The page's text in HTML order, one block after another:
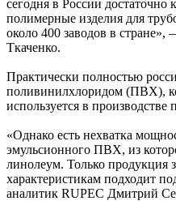
сегодня в России
полимерные изделия для
около 400 заводов в стране»,
Ткаченко.
Практически полностью
поливинилхлоридом (ПВХ),
используется в
«Однако есть нехватка
эмульсионного ПВХ, из
линолеум. Только продукция
характеристикам подходит
аналитик RUPEC Дмитрий